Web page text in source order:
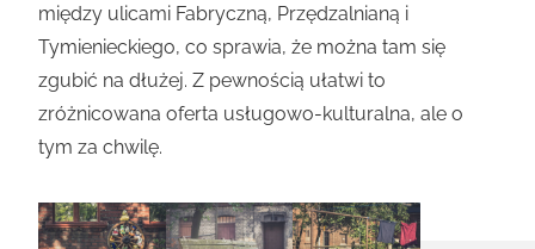
między ulicami Fabryczną, Przędzalnianą i
Tymienieckiego, co sprawia, że można tam się
zgubić na dłużej. Z pewnością ułatwi to
zróżnicowana oferta usługowo-kulturalna, ale o
tym za chwilę.